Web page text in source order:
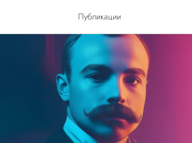
Публикации